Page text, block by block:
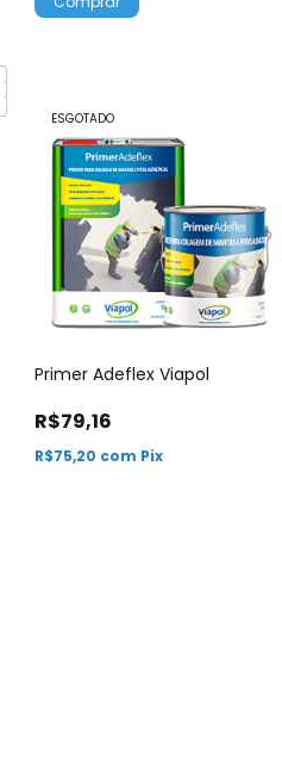
ESGOTADO
Primer Adeflex Viapol
R$79,16
R$75,20 com Pix